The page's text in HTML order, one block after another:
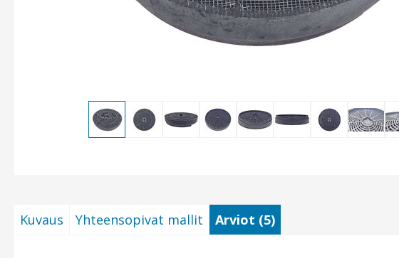
Kuvaus Yhteensopivat mallit Arviot (5)